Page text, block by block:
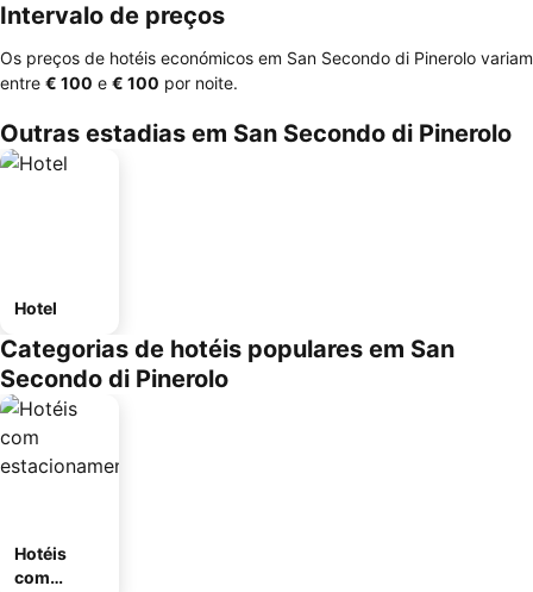
Intervalo de preços
Os preços de hotéis económicos em San Secondo di Pinerolo variam
entre ‎€ 100 e ‎€ 100 por noite.
Outras estadias em San Secondo di Pinerolo
Hotel
Categorias de hotéis populares em San
Secondo di Pinerolo
Hotéis
com